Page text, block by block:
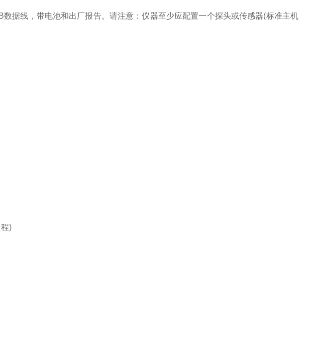
据线，带电池和出厂报告。请注意：仪器至少应配置一个探头或传感器(标准主机
)